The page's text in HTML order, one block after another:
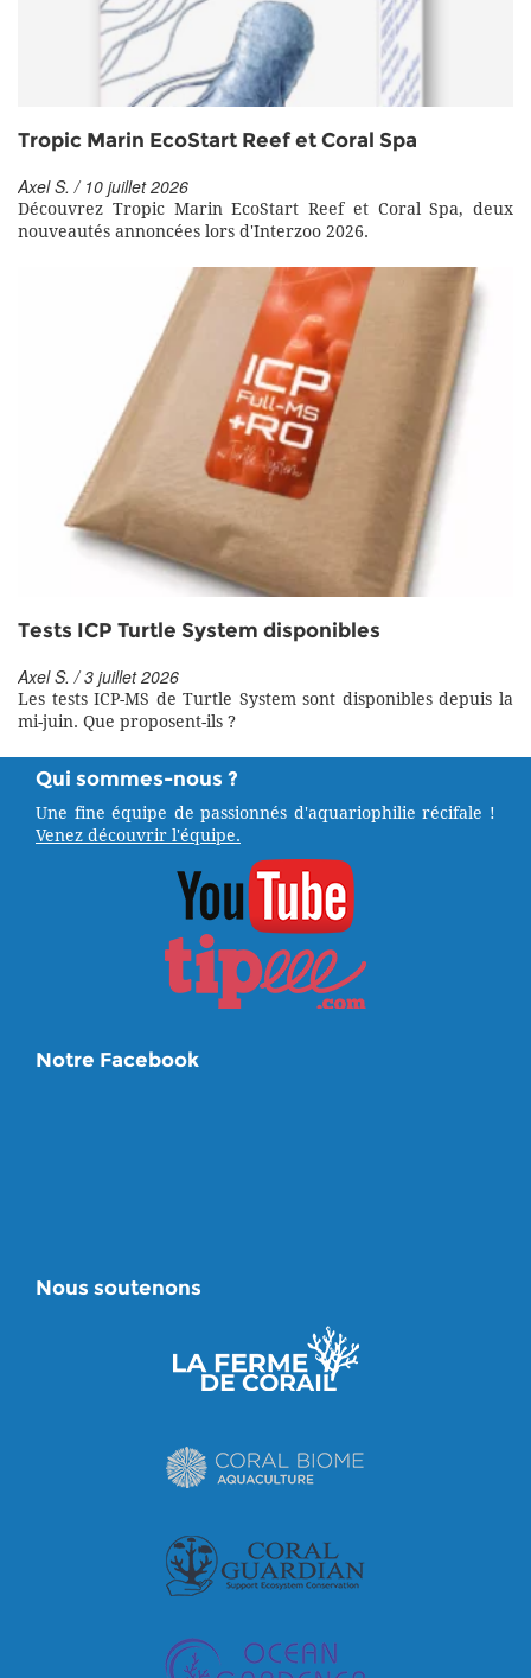
Tropic Marin EcoStart Reef et Coral Spa
Axel S. / 10 juillet 2026
Découvrez Tropic Marin EcoStart Reef et Coral Spa, deux
nouveautés annoncées lors d'Interzoo 2026.
Tests ICP Turtle System disponibles
Axel S. / 3 juillet 2026
Les tests ICP-MS de Turtle System sont disponibles depuis la
mi-juin. Que proposent-ils ?
Qui sommes-nous ?
Une fine équipe de passionnés d'aquariophilie récifale !
Venez découvrir l'équipe.
Notre Facebook
Nous soutenons